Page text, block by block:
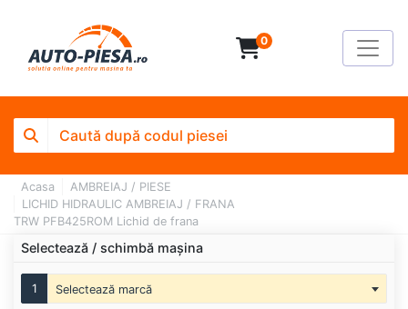
0
Acasa
AMBREIAJ / PIESE
LICHID HIDRAULIC AMBREIAJ / FRANA
TRW PFB425ROM Lichid de frana
Selectează / schimbă mașina
1 Selectează marcă